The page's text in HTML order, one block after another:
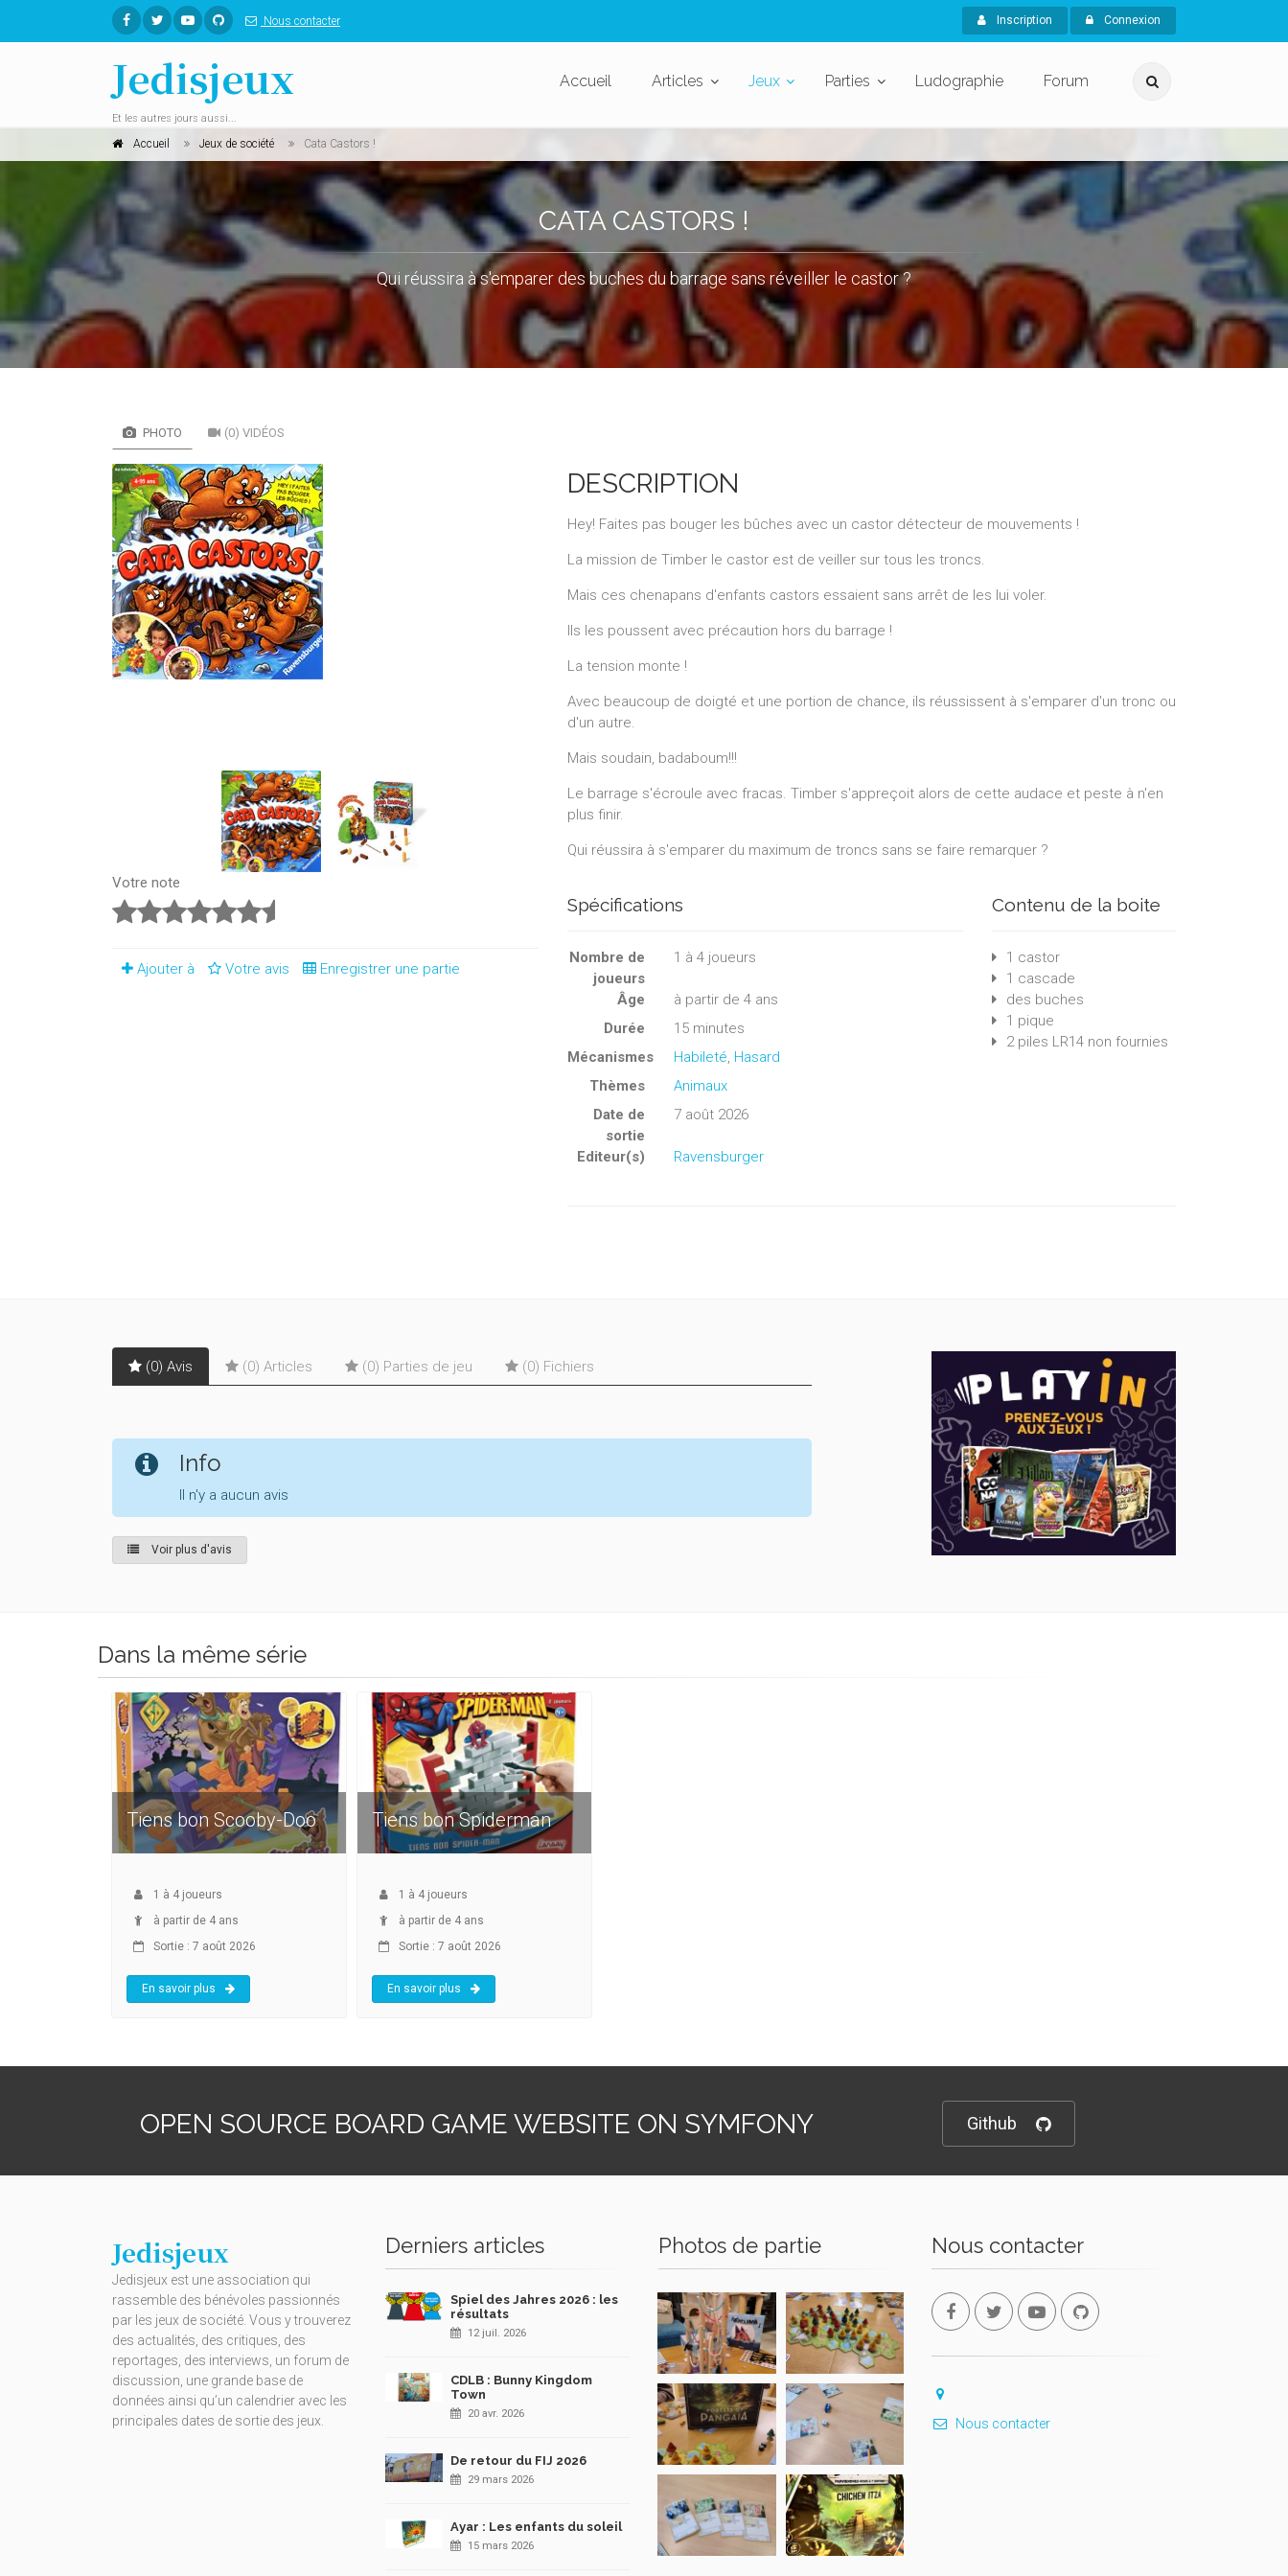
Nous contacter Inscription Connexion
Jedisjeux
Et les autres jours aussi...
Accueil Articles Jeux Parties Ludographie Forum
Accueil Jeux de société Cata Castors !
CATA CASTORS !
Qui réussira à s'emparer des buches du barrage sans réveiller le castor ?
PHOTO (0) VIDÉOS
Votre note
Ajouter à Votre avis Enregistrer une partie
DESCRIPTION
Hey! Faites pas bouger les bûches avec un castor détecteur de mouvements !
La mission de Timber le castor est de veiller sur tous les troncs.
Mais ces chenapans d'enfants castors essaient sans arrêt de les lui voler.
Ils les poussent avec précaution hors du barrage !
La tension monte !
Avec beaucoup de doigté et une portion de chance, ils réussissent à s'emparer d'un tronc ou
d'un autre.
Mais soudain, badaboum!!!
Le barrage s'écroule avec fracas. Timber s'appreçoit alors de cette audace et peste à n'en
plus finir.
Qui réussira à s'emparer du maximum de troncs sans se faire remarquer ?
Spécifications
Nombre de
joueurs
1 à 4joueurs
Âge
à partir de 4 ans
Durée
15 minutes
Mécanismes
Habileté, Hasard
Thèmes
Animaux
Date de
sortie
7 août 2026
Editeur(s) Ravensburger
Contenu de la boite
1 castor
1 cascade
des buches
1 pique
2 piles LR14 non fournies
(0) Avis (0) Articles (0) Parties de jeu (0) Fichiers
Info
Il n'y a aucun avis
Voir plus d'avis
Dans la même série
Tiens bon Scooby-Doo
1 à 4 joueurs
à partir de 4 ans
Sortie : 7 août 2026
En savoir plus
Tiens bon Spiderman
1 à 4 joueurs
à partir de 4 ans
Sortie : 7 août 2026
En savoir plus
OPEN SOURCE BOARD GAME WEBSITE ON SYMFONY Github
Jedisjeux
Jedisjeux est une association qui
rassemble des bénévoles passionnés
par les jeux de société. Vous y trouverez
des actualités, des critiques, des
reportages, des interviews, un forum de
discussion, une grande base de
données ainsi qu’un calendrier avec les
principales dates de sortie des jeux.
Derniers articles
Spiel des Jahres 2026 : les
résultats
12 juil. 2026
CDLB : Bunny Kingdom
Town
20 avr. 2026
De retour du FIJ 2026
29 mars 2026
Ayar : Les enfants du soleil
15 mars 2026
Photos de partie Nous contacter
Nous contacter